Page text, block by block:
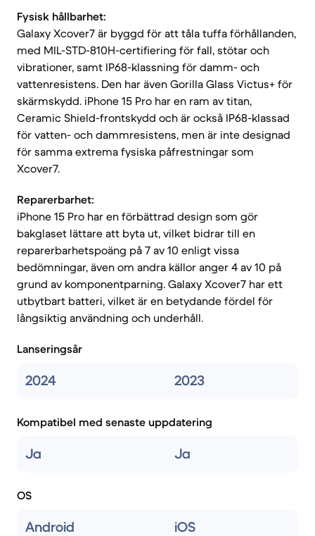
Fysisk hållbarhet:
Galaxy Xcover7 är byggd för att tåla tuffa förhållanden,
med MIL-STD-810H-certifiering för fall, stötar och
vibrationer, samt IP68-klassning för damm- och
vattenresistens. Den har även Gorilla Glass Victus+ för
skärmskydd. iPhone 15 Pro har en ram av titan,
Ceramic Shield-frontskydd och är också IP68-klassad
för vatten- och dammresistens, men är inte designad
för samma extrema fysiska påfrestningar som
Xcover7.
Reparerbarhet:
iPhone 15 Pro har en förbättrad design som gör
bakglaset lättare att byta ut, vilket bidrar till en
reparerbarhetspoäng på 7 av 10 enligt vissa
bedömningar, även om andra källor anger 4 av 10 på
grund av komponentparning. Galaxy Xcover7 har ett
utbytbart batteri, vilket är en betydande fördel för
långsiktig användning och underhåll.
Lanseringsår
2024 2023
Kompatibel med senaste uppdatering
Ja Ja
OS
Android iOS